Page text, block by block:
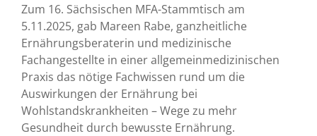
Zum 16. Sächsischen MFA-Stammtisch am
5.11.2025, gab Mareen Rabe, ganzheitliche
Ernährungsberaterin und medizinische
Fachangestellte in einer allgemeinmedizinischen
Praxis das nötige Fachwissen rund um die
Auswirkungen der Ernährung bei
Wohlstandskrankheiten – Wege zu mehr
Gesundheit durch bewusste Ernährung.